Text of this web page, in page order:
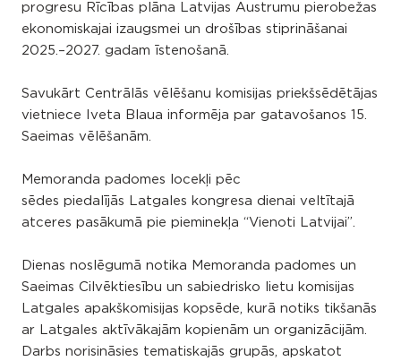
progresu Rīcības plāna Latvijas Austrumu pierobežas
ekonomiskajai izaugsmei un drošības stiprināšanai
2025.–2027. gadam īstenošanā.
Savukārt Centrālās vēlēšanu komisijas priekšsēdētājas
vietniece Iveta Blaua informēja par gatavošanos 15.
Saeimas vēlēšanām.
Memoranda padomes locekļi pēc
sēdes piedalījās Latgales kongresa dienai veltītajā
atceres pasākumā pie pieminekļa “Vienoti Latvijai”.
Dienas noslēgumā notika Memoranda padomes un
Saeimas Cilvēktiesību un sabiedrisko lietu komisijas
Latgales apakškomisijas kopsēde, kurā notiks tikšanās
ar Latgales aktīvākajām kopienām un organizācijām.
Darbs norisināsies tematiskajās grupās, apskatot